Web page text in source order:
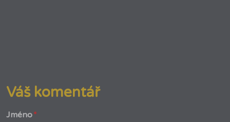
Váš komentář
Jméno*